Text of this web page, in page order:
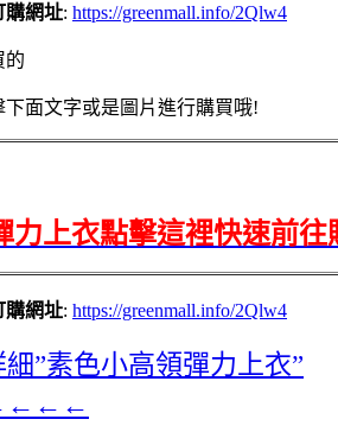
購網址: https://greenmall.info/2Qlw4
的
面文字或是圖片進行購買哦!
力上衣點擊這裡快速前往
購網址: https://greenmall.info/2Qlw4
素色小高領彈力上衣”